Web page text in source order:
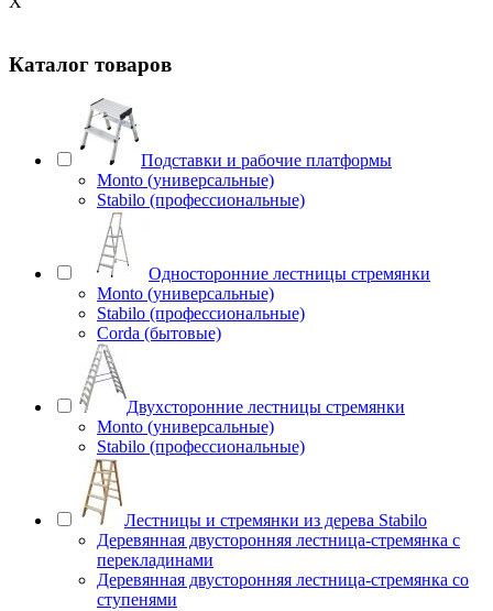
Каталог товаров
Подставки и рабочие платформы
Monto (универсальные)
Stabilo (профессиональные)
Односторонние лестницы стремянки
Monto (универсальные)
Stabilo (профессиональные)
Corda (бытовые)
Двухсторонние лестницы стремянки
Monto (универсальные)
Stabilo (профессиональные)
Лестницы и стремянки из дерева Stabilo
Деревянная двусторонняя лестница-стремянка с
перекладинами
Деревянная двусторонняя лестница-стремянка со
ступенями